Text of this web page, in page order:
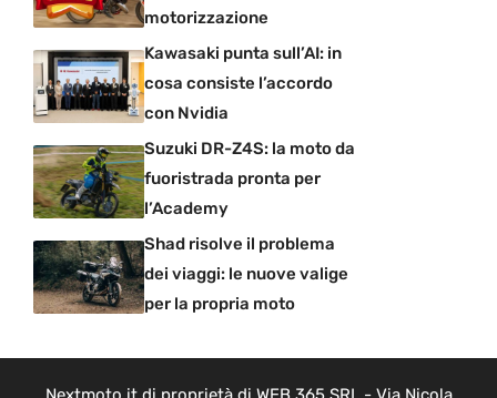
motorizzazione
Kawasaki punta sull’AI: in
cosa consiste l’accordo
con Nvidia
Suzuki DR-Z4S: la moto da
fuoristrada pronta per
l’Academy
Shad risolve il problema
dei viaggi: le nuove valige
per la propria moto